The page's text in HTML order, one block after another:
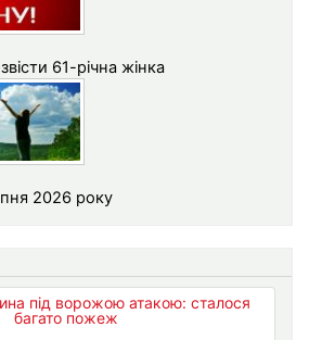
61-річна жінка
2026 року
під ворожою атакою: сталося
багато пожеж